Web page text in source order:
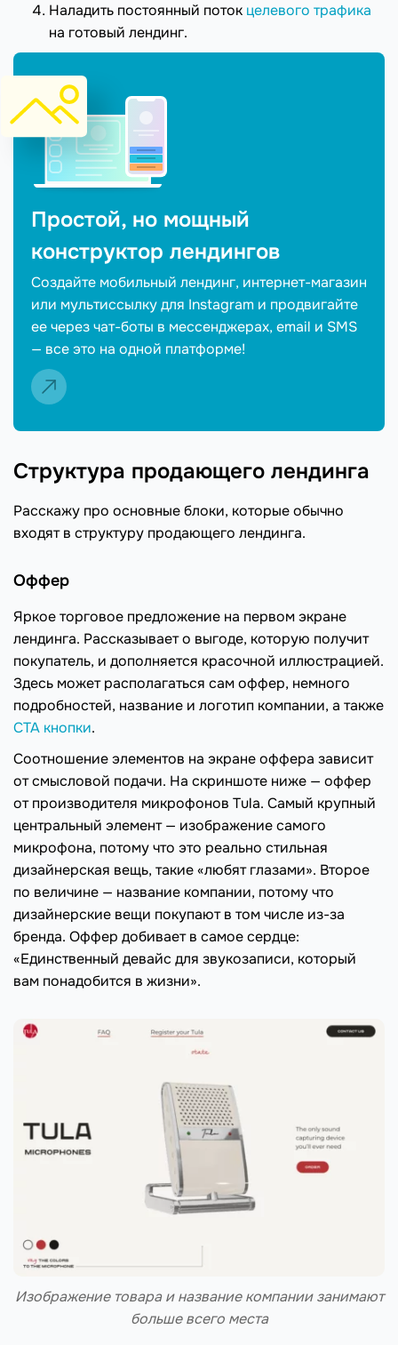
Наладить постоянный поток целевого трафика
на готовый лендинг.
Простой, но мощный
конструктор лендингов
Создайте мобильный лендинг, интернет-магазин
или мультиссылку для Instagram и продвигайте
ее через чат-боты в мессенджерах, email и SMS
— все это на одной платформе!
Структура продающего лендинга
Расскажу про основные блоки, которые обычно
входят в структуру продающего лендинга.
Оффер
Яркое торговое предложение на первом экране
лендинга. Рассказывает о выгоде, которую получит
покупатель, и дополняется красочной иллюстрацией.
Здесь может располагаться сам оффер, немного
подробностей, название и логотип компании, а также
CTA кнопки.
Соотношение элементов на экране оффера зависит
от смысловой подачи. На скриншоте ниже — оффер
от производителя микрофонов Tula. Самый крупный
центральный элемент — изображение самого
микрофона, потому что это реально стильная
дизайнерская вещь, такие «любят глазами». Второе
по величине — название компании, потому что
дизайнерские вещи покупают в том числе из-за
бренда. Оффер добивает в самое сердце:
«Единственный девайс для звукозаписи, который
вам понадобится в жизни».
Изображение товара и название компании занимают
больше всего места